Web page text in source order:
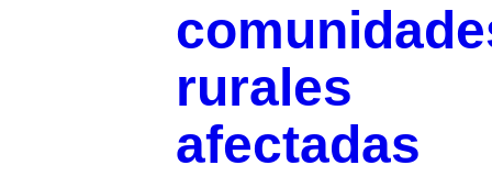
rurales
afectadas